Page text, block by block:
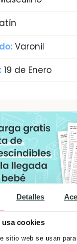
Detalles
usa cookies
sitio web se usan
Varonil
19 de Enero